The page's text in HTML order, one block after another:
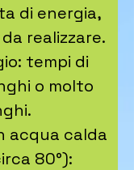
di energia,
realizzare.
tempi di
o molto
acqua calda
80°):